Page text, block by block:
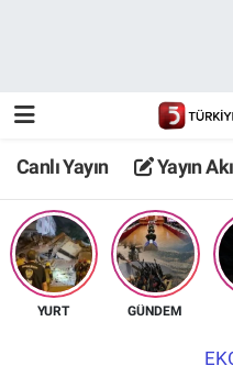
Canlı Yayın Yayın
YURT GÜNDEM
TV 5 Ekranı ve Arşiv